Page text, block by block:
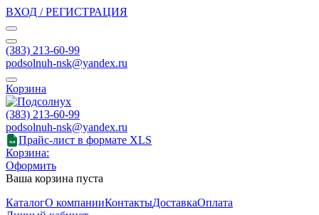
ВХОД / РЕГИСТРАЦИЯ
(383) 213-60-99
podsolnuh-nsk@yandex.ru
Корзина
(383) 213-60-99
podsolnuh-nsk@yandex.ru
Прайс-лист в формате XLS
Корзина:
Оформить
Ваша корзина пуста
КаталогО компанииКонтактыДоставкаОплата